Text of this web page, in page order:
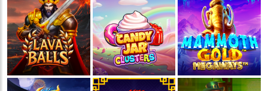
💵
💵
💵
💵
🧨
🧨
🧨
🧨
🪭
🪭
🪭
🪭